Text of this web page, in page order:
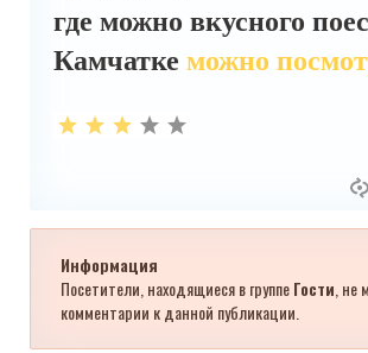
где можно вкусного
Камчатке можно
Информация
Посетители, находящиеся в группеГости, не
комментарии к данной публикации.